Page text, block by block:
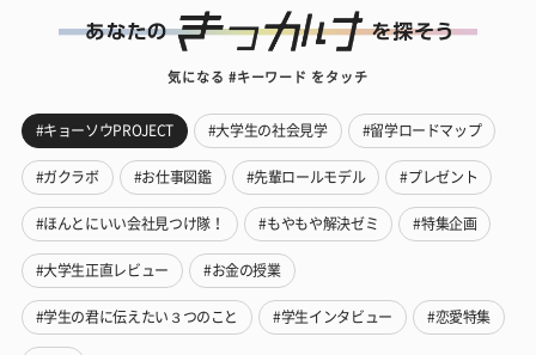
気になる #キーワード をタッチ
#キョーソウPROJECT #大学生の社会見学 #留学ロードマップ
#ガクラボ #お仕事図鑑 #先輩ロールモデル #プレゼント
#ほんとにいい会社見つけ隊！ #もやもや解決ゼミ #特集企画
#大学生正直レビュー #お金の授業
#学生の君に伝えたい３つのこと #学生インタビュー #恋愛特集